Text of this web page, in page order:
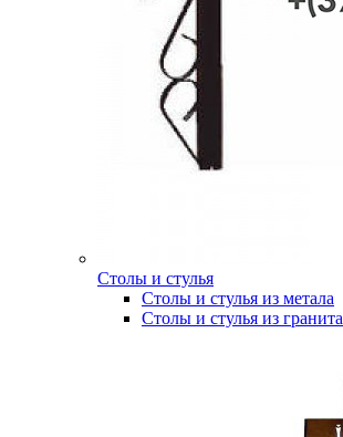
Столы и стулья
Столы и стулья из метала
Столы и стулья из гранита